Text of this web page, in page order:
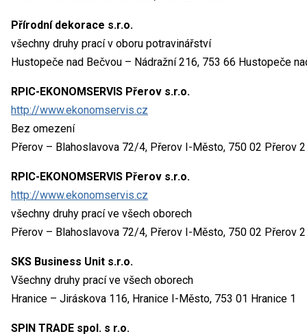
Přírodní dekorace s.r.o.
všechny druhy prací v oboru potravinářství
Hustopeče nad Bečvou – Nádražní 216, 753 66 Hustopeče
RPIC-EKONOMSERVIS Přerov s.r.o.
http://www.ekonomservis.cz
Bez omezení
Přerov – Blahoslavova 72/4, Přerov I-Město, 750 02 Přerov 2
RPIC-EKONOMSERVIS Přerov s.r.o.
http://www.ekonomservis.cz
všechny druhy prací ve všech oborech
Přerov – Blahoslavova 72/4, Přerov I-Město, 750 02 Přerov 2
SKS Business Unit s.r.o.
Všechny druhy prací ve všech oborech
Hranice – Jiráskova 116, Hranice I-Město, 753 01 Hranice 1
SPIN TRADE spol. s r.o.